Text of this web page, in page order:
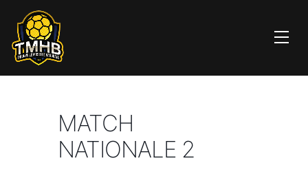
MATCH
NATIONALE 2